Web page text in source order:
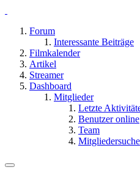
Forum
Interessante Beiträge
Filmkalender
Artikel
Streamer
Dashboard
Mitglieder
Letzte
Benutzer online
Team
Mitgliedersuche